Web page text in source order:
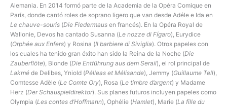
Alemania. En 2014 formó parte de la Academia de la Opéra Comique en
París, donde cantó roles de soprano ligero que van desde Adéle e Ida en
Le chauve-souris (Die Fledermaus en francés). En la Opéra Royal de
Wallonie, Devos ha cantado Susanna (Le nozze di Fígaro), Eurydice
(Orphée aux Enfers) y Rosina (Il barbiere di Siviglia). Otros papeles con
los cuales ha tenido gran éxito han sido la Reina de la Noche (Die
Zauberflöte), Blonde (Die Entführung aus dem Serail), el rol principal de
Lakmé de Delibes, Yniold (Pélleas et Mélisande), Jemmy (Guillaume Tell),
Comtesse Adèle (Le Comte Ory), Rosa (Le timbre d’argent) y Madame
Herz (Der Schauspieldirektor). Sus planes futuros incluyen papeles como
Olympia (Les contes d’Hoffmann), Ophélie (Hamlet), Marie (La fille du